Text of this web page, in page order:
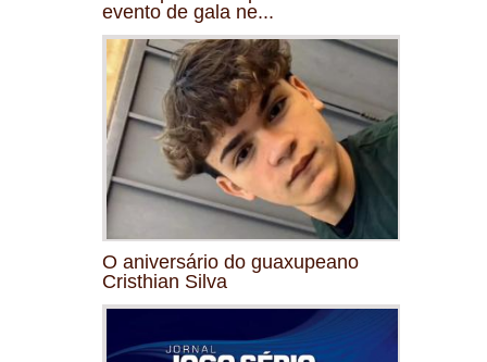
evento de gala ne...
O aniversário do guaxupeano
Cristhian Silva